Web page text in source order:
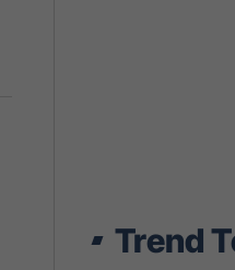
Trend